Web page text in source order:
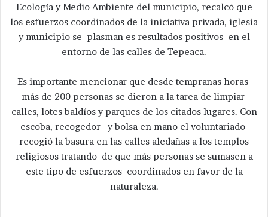
Ecología y Medio Ambiente del municipio, recalcó que
los esfuerzos coordinados de la iniciativa privada, iglesia
y municipio se plasman es resultados positivos en el
entorno de las calles de Tepeaca.
Es importante mencionar que desde tempranas horas
más de 200 personas se dieron a la tarea de limpiar
calles, lotes baldíos y parques de los citados lugares. Con
escoba, recogedor y bolsa en mano el voluntariado
recogió la basura en las calles aledañas a los templos
religiosos tratando de que más personas se sumasen a
este tipo de esfuerzos coordinados en favor de la
naturaleza.